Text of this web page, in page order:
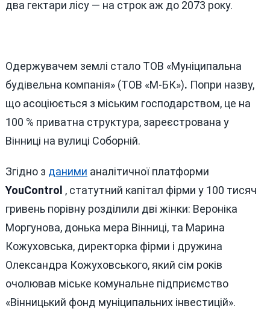
два гектари лісу — на строк аж до 2073 року.
Одержувачем землі стало ТОВ «Муніципальна
будівельна компанія» (ТОВ «М-БК»). Попри назву,
що асоціюється з міським господарством, це на
100 % приватна структура, зареєстрована у
Вінниці на вулиці Соборній.
Згідно з даними аналітичної платформи
YouControl , статутний капітал фірми у 100 тисяч
гривень порівну розділили дві жінки: Вероніка
Моргунова, донька мера Вінниці, та Марина
Кожуховська, директорка фірми і дружина
Олександра Кожуховського, який сім років
очолював міське комунальне підприємство
«Вінницький фонд муніципальних інвестицій».